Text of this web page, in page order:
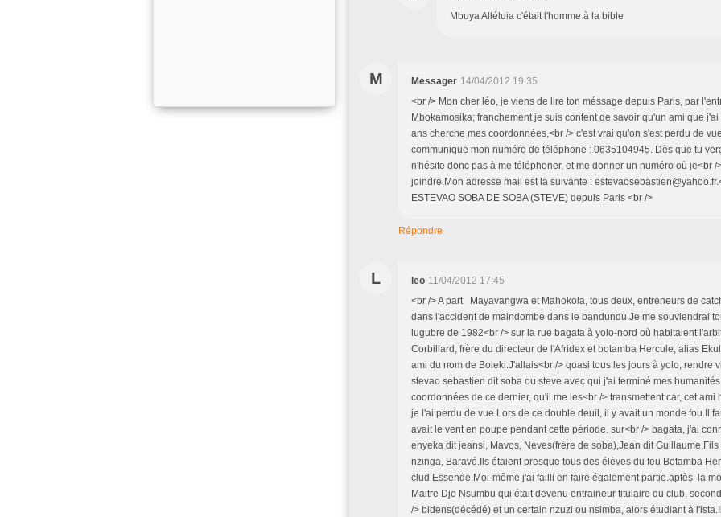
Mbuya Alléluia c'était l'homme à la bible
M Messager 14/04/2012 19:35
<br /> Mon cher léo, je viens de lire ton méssage depuis Paris, par
Mbokamosika; franchement je suis content de savoir qu'un ami que
ans cherche mes coordonnées,<br /> c'est vrai qu'on s'est perdu de
communique mon numéro de téléphone : 0635104945. Dès que tu
n'hésite donc pas à me téléphoner, et me donner un numéro où je<br /
joindre.Mon adresse mail est la suivante :
ESTEVAO SOBA DE SOBA (STEVE) depuis Paris <br />
Répondre
L leo 11/04/2012 17:45
<br /> A part Mayavangwa et Mahokola, tous deux, entreneurs de
dans l'accident de maindombe dans le bandundu.Je me souviendrai
lugubre de 1982<br /> sur la rue bagata à yolo-nord où habitaient
Corbillard, frère du directeur de l'Afridex et botamba Hercule, alias
ami du nom de Boleki.J'allais<br /> quasi tous les jours à yolo, rendre
stevao sebastien dit soba ou steve avec qui j'ai terminé mes
coordonnées de ce dernier, qu'il me les<br /> transmettent car, cet ami
je l'ai perdu de vue.Lors de ce double deuil, il y avait un monde fou.Il
avait le vent en poupe pendant cette période. sur<br /> bagata, j'ai
enyeka dit jeansi, Mavos, Neves(frère de soba),Jean dit
nzinga, Baravé.Ils étaient presque tous des élèves du feu Botamba
clud Essende.Moi-même j'ai failli en faire également partie.aptès la
Maitre Djo Nsumbu qui était devenu entraineur titulaire du club,
/> bidens(décédé) et un certain nzuzi ou nsimba, alors étudiant à